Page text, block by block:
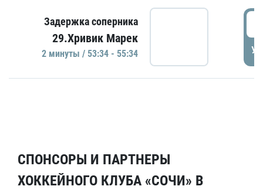
Задержка соперника
29.Хривик Марек
2 минуты / 53:34 - 55:34
СПОНСОРЫ И ПАРТНЕРЫ
ХОККЕЙНОГО КЛУБА «СОЧИ» В